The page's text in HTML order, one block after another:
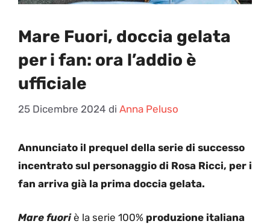
Mare Fuori, doccia gelata
per i fan: ora l’addio è
ufficiale
25 Dicembre 2024 di Anna Peluso
Annunciato il prequel della serie di successo
incentrato sul personaggio di Rosa Ricci, per i
fan arriva già la prima doccia gelata.
Mare fuoriè la serie 100% produzione italiana